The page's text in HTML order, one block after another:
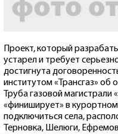
Проект, который
устарел и требует
достигнута
институтом «Трансгаз» об
Труба газовой магистрали
«финиширует» в курортном
подключиться села,
Терновка, Шелюги,